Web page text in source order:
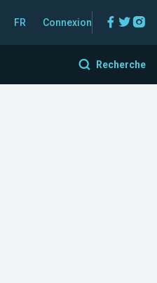
FR Connexion
Recherche